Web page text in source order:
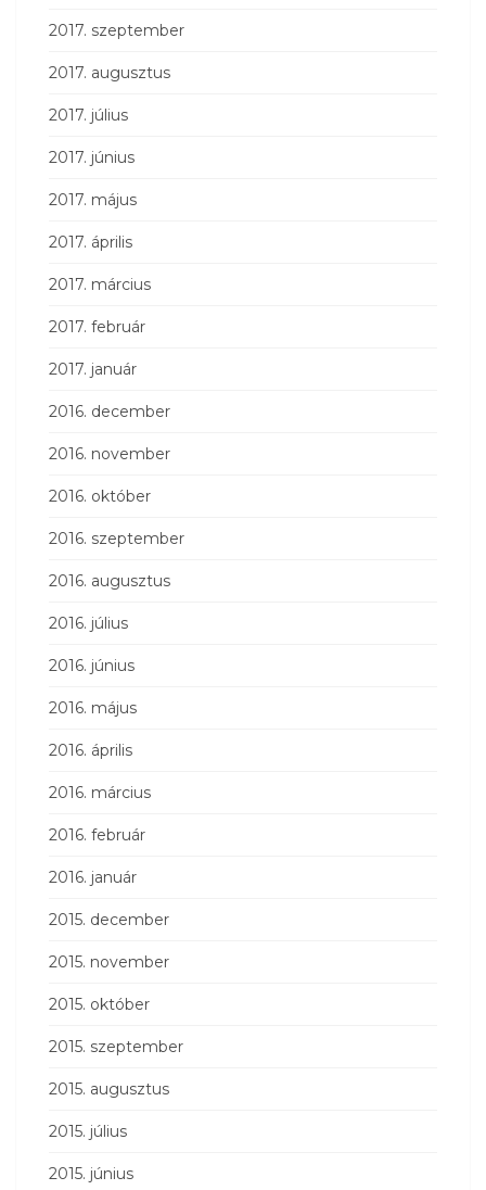
2017. szeptember
2017. augusztus
2017. július
2017. június
2017. május
2017. április
2017. március
2017. február
2017. január
2016. december
2016. november
2016. október
2016. szeptember
2016. augusztus
2016. július
2016. június
2016. május
2016. április
2016. március
2016. február
2016. január
2015. december
2015. november
2015. október
2015. szeptember
2015. augusztus
2015. július
2015. június